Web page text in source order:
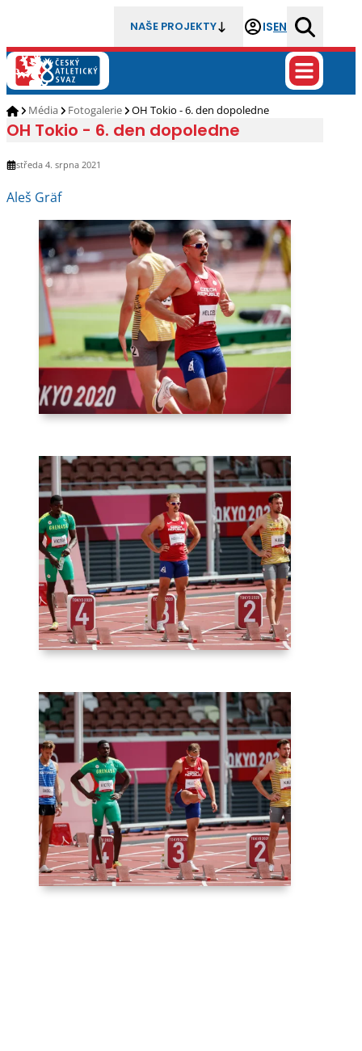
NAŠE PROJEKTY ISEN
Média Fotogalerie OH Tokio - 6. den dopoledne
OH Tokio - 6. den dopoledne
středa 4. srpna 2021
Aleš Gräf